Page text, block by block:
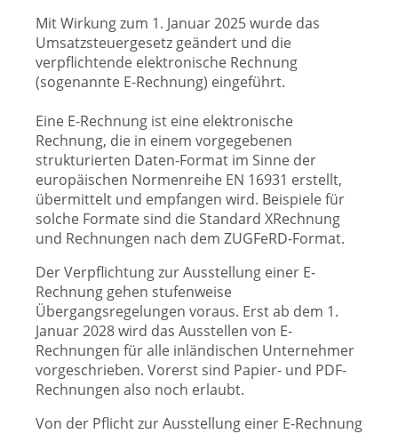
Mit Wirkung zum 1. Januar 2025 wurde das
Umsatzsteuergesetz geändert und die
verpflichtende elektronische Rechnung
(sogenannte E-Rechnung) eingeführt.
Eine E-Rechnung ist eine elektronische
Rechnung, die in einem vorgegebenen
strukturierten Daten-Format im Sinne der
europäischen Normenreihe EN 16931 erstellt,
übermittelt und empfangen wird. Beispiele für
solche Formate sind die Standard XRechnung
und Rechnungen nach dem ZUGFeRD-Format.
Der Verpflichtung zur Ausstellung einer E-
Rechnung gehen stufenweise
Übergangsregelungen voraus. Erst ab dem 1.
Januar 2028 wird das Ausstellen von E-
Rechnungen für alle inländischen Unternehmer
vorgeschrieben. Vorerst sind Papier- und PDF-
Rechnungen also noch erlaubt.
Von der Pflicht zur Ausstellung einer E-Rechnung